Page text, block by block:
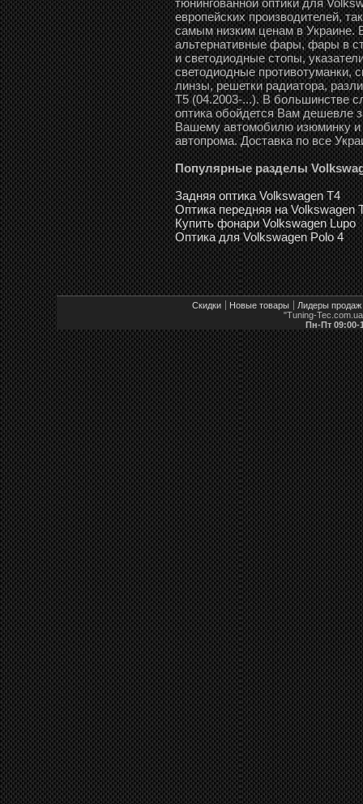
европейских производителей,
самым низким ценам в Украине.
альтернативные фары, фары в
и светодиодные стопы,
светодиодные противотуманки,
линзы, решетки радиатора,
T5 (04.2003-...). В большинстве
оптика обойдется Вам дешевле
Вашему автомобилю изюминку и
автопрома. Доставка по все
Популярные разделы
Задняя оптика Volkswagen T4
Оптика передняя на Volkswagen
Купить фонари Volkswagen Lupo
Оптика для Volkswagen Polo 4
Скидки Новые товары
Лидеры продаж
"Tuning-
Пн-Пт 09:00-